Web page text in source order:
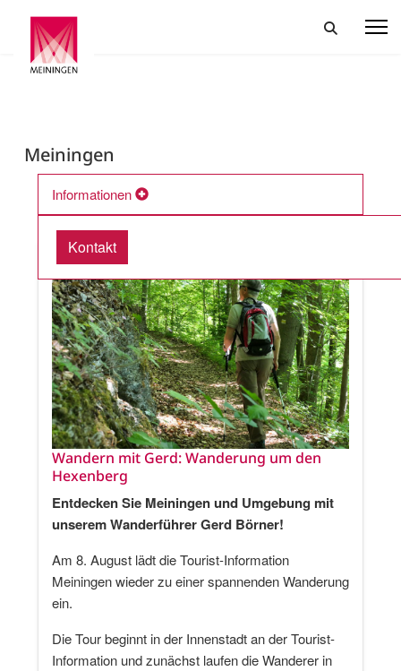
Meiningen
Informationen
Kontakt
Kommende Veranstaltungen
Wandern mit Gerd: Wanderung um den
Hexenberg
Entdecken Sie Meiningen und Umgebung mit
unserem Wanderführer Gerd Börner!
Am 8. August lädt die Tourist-Information
Meiningen wieder zu einer spannenden Wanderung
ein.
Die Tour beginnt in der Innenstadt an der Tourist-
Information und zunächst laufen die Wanderer in